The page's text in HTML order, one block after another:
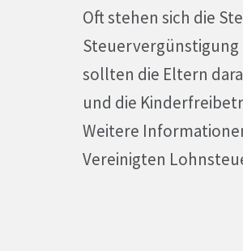
Oft stehen sich die
Steuervergünstigung
sollten die Eltern
und die
Weitere
Vereinigten